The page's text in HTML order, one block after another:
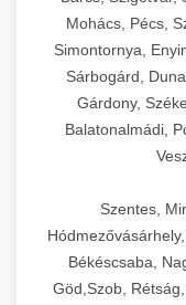
Mohács, Pécs,
Simontornya,
Sárbogárd,
Gárdony,
Balatonalmádi,
Szentes,
Békéscsaba,
Göd,Szob,